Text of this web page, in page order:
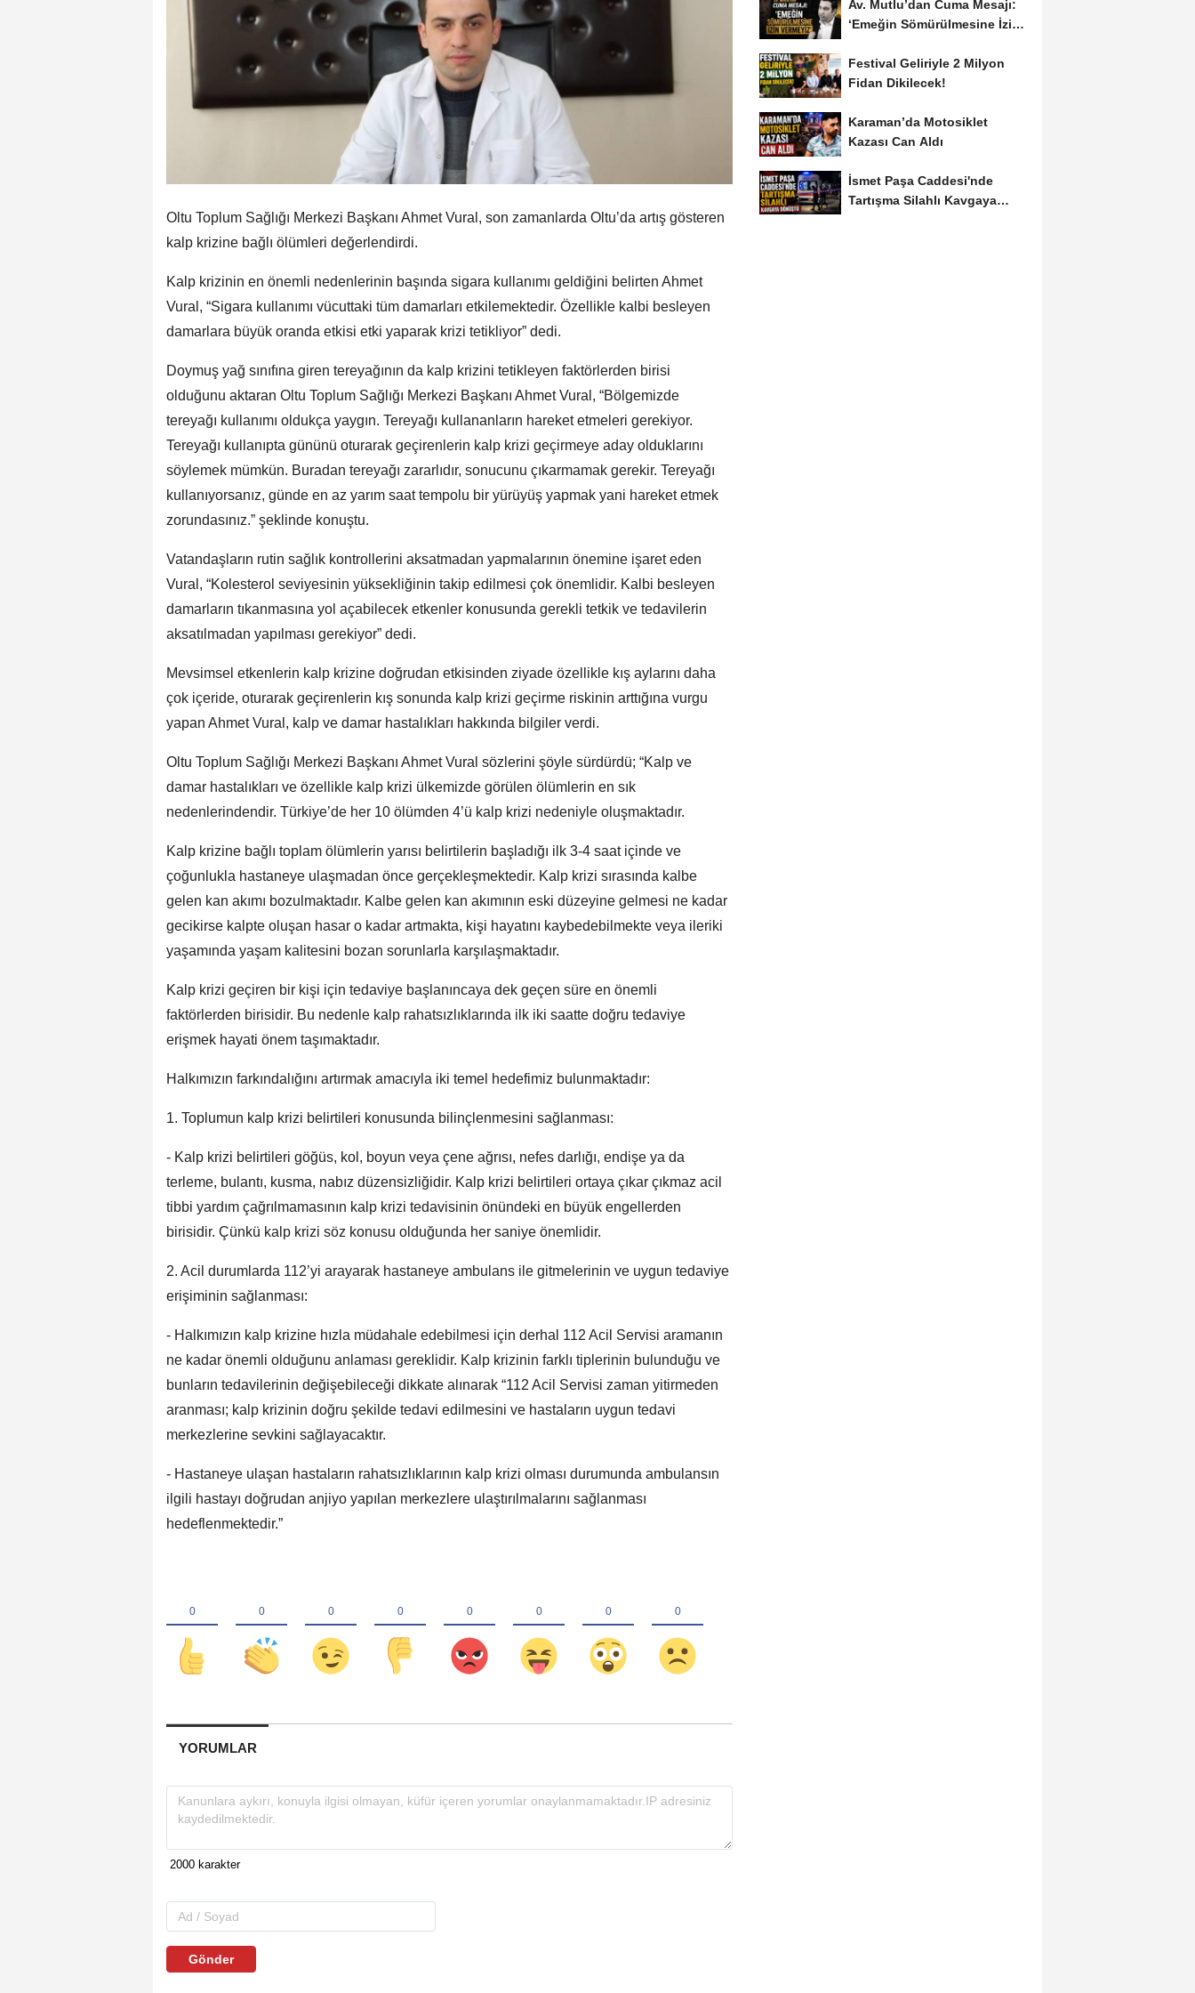
Oltu Toplum Sağlığı Merkezi Başkanı Ahmet Vural, son zamanlarda Oltu’da artış gösteren
kalp krizine bağlı ölümleri değerlendirdi.
Kalp krizinin en önemli nedenlerinin başında sigara kullanımı geldiğini belirten Ahmet
Vural, “Sigara kullanımı vücuttaki tüm damarları etkilemektedir. Özellikle kalbi besleyen
damarlara büyük oranda etkisi etki yaparak krizi tetikliyor” dedi.
Doymuş yağ sınıfına giren tereyağının da kalp krizini tetikleyen faktörlerden birisi
olduğunu aktaran Oltu Toplum Sağlığı Merkezi Başkanı Ahmet Vural, “Bölgemizde
tereyağı kullanımı oldukça yaygın. Tereyağı kullananların hareket etmeleri gerekiyor.
Tereyağı kullanıpta gününü oturarak geçirenlerin kalp krizi geçirmeye aday olduklarını
söylemek mümkün. Buradan tereyağı zararlıdır, sonucunu çıkarmamak gerekir. Tereyağı
kullanıyorsanız, günde en az yarım saat tempolu bir yürüyüş yapmak yani hareket etmek
zorundasınız.” şeklinde konuştu.
Vatandaşların rutin sağlık kontrollerini aksatmadan yapmalarının önemine işaret eden
Vural, “Kolesterol seviyesinin yüksekliğinin takip edilmesi çok önemlidir. Kalbi besleyen
damarların tıkanmasına yol açabilecek etkenler konusunda gerekli tetkik ve tedavilerin
aksatılmadan yapılması gerekiyor” dedi.
Mevsimsel etkenlerin kalp krizine doğrudan etkisinden ziyade özellikle kış aylarını daha
çok içeride, oturarak geçirenlerin kış sonunda kalp krizi geçirme riskinin arttığına vurgu
yapan Ahmet Vural, kalp ve damar hastalıkları hakkında bilgiler verdi.
Oltu Toplum Sağlığı Merkezi Başkanı Ahmet Vural sözlerini şöyle sürdürdü; “Kalp ve
damar hastalıkları ve özellikle kalp krizi ülkemizde görülen ölümlerin en sık
nedenlerindendir. Türkiye’de her 10 ölümden 4’ü kalp krizi nedeniyle oluşmaktadır.
Kalp krizine bağlı toplam ölümlerin yarısı belirtilerin başladığı ilk 3-4 saat içinde ve
çoğunlukla hastaneye ulaşmadan önce gerçekleşmektedir. Kalp krizi sırasında kalbe
gelen kan akımı bozulmaktadır. Kalbe gelen kan akımının eski düzeyine gelmesi ne kadar
gecikirse kalpte oluşan hasar o kadar artmakta, kişi hayatını kaybedebilmekte veya ileriki
yaşamında yaşam kalitesini bozan sorunlarla karşılaşmaktadır.
Kalp krizi geçiren bir kişi için tedaviye başlanıncaya dek geçen süre en önemli
faktörlerden birisidir. Bu nedenle kalp rahatsızlıklarında ilk iki saatte doğru tedaviye
erişmek hayati önem taşımaktadır.
Halkımızın farkındalığını artırmak amacıyla iki temel hedefimiz bulunmaktadır:
1. Toplumun kalp krizi belirtileri konusunda bilinçlenmesini sağlanması:
- Kalp krizi belirtileri göğüs, kol, boyun veya çene ağrısı, nefes darlığı, endişe ya da
terleme, bulantı, kusma, nabız düzensizliğidir. Kalp krizi belirtileri ortaya çıkar çıkmaz acil
tibbi yardım çağrılmamasının kalp krizi tedavisinin önündeki en büyük engellerden
birisidir. Çünkü kalp krizi söz konusu olduğunda her saniye önemlidir.
2. Acil durumlarda 112’yi arayarak hastaneye ambulans ile gitmelerinin ve uygun tedaviye
erişiminin sağlanması:
- Halkımızın kalp krizine hızla müdahale edebilmesi için derhal 112 Acil Servisi aramanın
ne kadar önemli olduğunu anlaması gereklidir. Kalp krizinin farklı tiplerinin bulunduğu ve
bunların tedavilerinin değişebileceği dikkate alınarak “112 Acil Servisi zaman yitirmeden
aranması; kalp krizinin doğru şekilde tedavi edilmesini ve hastaların uygun tedavi
merkezlerine sevkini sağlayacaktır.
- Hastaneye ulaşan hastaların rahatsızlıklarının kalp krizi olması durumunda ambulansın
ilgili hastayı doğrudan anjiyo yapılan merkezlere ulaştırılmalarını sağlanması
hedeflenmektedir.”
YORUMLAR
Gönder
Av. Mutlu’dan Cuma Mesajı:
‘Emeğin Sömürülmesine İzin
Festival Geliriyle 2 Milyon
Fidan Dikilecek!
Karaman’da Motosiklet
Kazası Can Aldı
İsmet Paşa Caddesi'nde
Tartışma Silahlı Kavgaya